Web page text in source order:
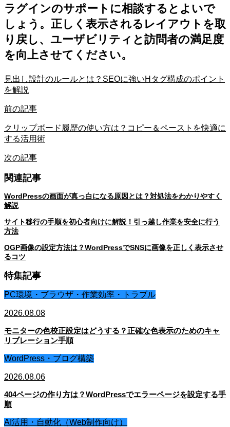
ラグインのサポートに相談するとよいで
しょう。正しく表示されるレイアウトを取
り戻し、ユーザビリティと訪問者の満足度
を向上させてください。
見出し設計のルールとは？SEOに強いHタグ構成のポイント
を解説
前の記事
クリップボード履歴の使い方は？コピー＆ペーストを快適に
する活用術
次の記事
関連記事
WordPressの画面が真っ白になる原因とは？対処法をわかりやすく
解説
サイト移行の手順を初心者向けに解説！引っ越し作業を安全に行う
方法
OGP画像の設定方法は？WordPressでSNSに画像を正しく表示させ
るコツ
特集記事
PC環境・ブラウザ・作業効率・トラブル
2026.08.08
モニターの色校正設定はどうする？正確な色表示のためのキャ
リブレーション手順
WordPress・ブログ構築
2026.08.06
404ページの作り方は？WordPressでエラーページを設定する手
順
AI活用・自動化（Web制作向け）